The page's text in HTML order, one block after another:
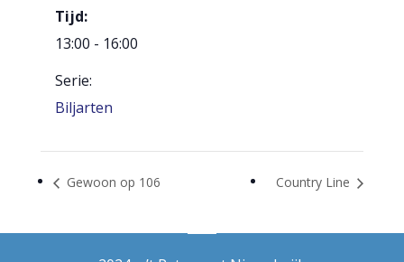
Tijd:
13:00 - 16:00
Serie:
Biljarten
Gewoon op 106 Country Line